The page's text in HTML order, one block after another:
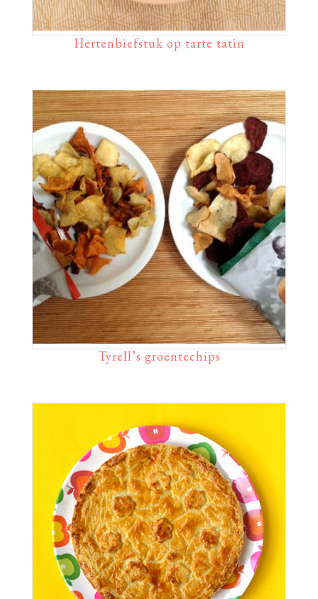
Hertenbiefstuk op tarte tatin
Tyrell’s groentechips